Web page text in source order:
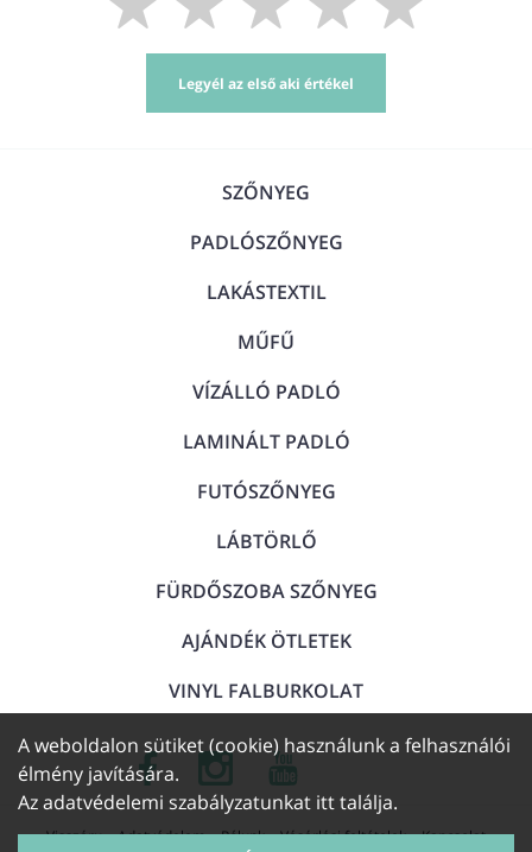
Legyél az első aki értékel
SZŐNYEG
PADLÓSZŐNYEG
LAKÁSTEXTIL
MŰFŰ
VÍZÁLLÓ PADLÓ
LAMINÁLT PADLÓ
FUTÓSZŐNYEG
LÁBTÖRLŐ
FÜRDŐSZOBA SZŐNYEG
AJÁNDÉK ÖTLETEK
VINYL FALBURKOLAT
Visszáru Adatvédelem Rólunk Vásárlási feltételek Kapcsolat
A weboldalon sütiket (cookie) használunk a felhasználói
élmény javítására.
Az adatvédelemi szabályzatunkat itt találja.